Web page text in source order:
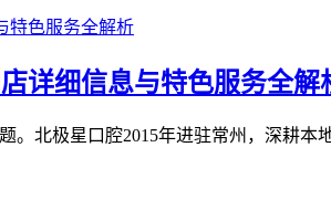
详细信息与特色服务全解
。北极星口腔2015年进驻常州，深耕